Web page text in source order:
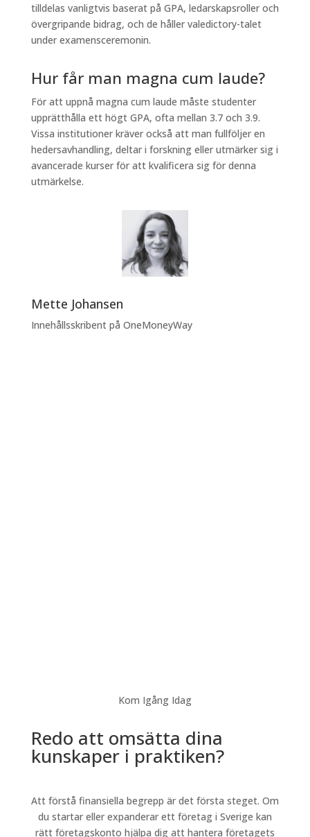
tilldelas vanligtvis baserat på GPA, ledarskapsroller och
övergripande bidrag, och de håller valedictory-talet
under examensceremonin.
Hur får man magna cum laude?
För att uppnå magna cum laude måste studenter
upprätthålla ett högt GPA, ofta mellan 3.7 och 3.9.
Vissa institutioner kräver också att man fullföljer en
hedersavhandling, deltar i forskning eller utmärker sig i
avancerade kurser för att kvalificera sig för denna
utmärkelse.
Mette Johansen
Innehållsskribent på OneMoneyWay
Kom Igång Idag
Redo att omsätta dina
kunskaper i praktiken?
Att förstå finansiella begrepp är det första steget. Om
du startar eller expanderar ett företag i Sverige kan
rätt företagskonto hjälpa dig att hantera företagets